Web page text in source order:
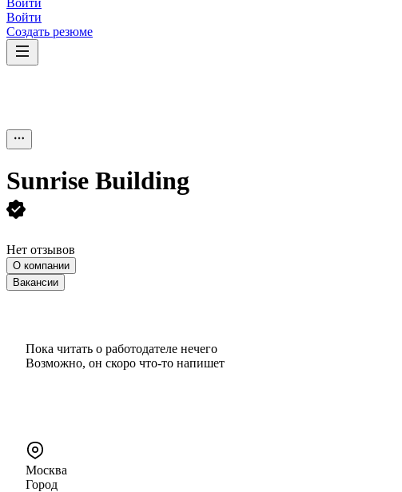
Войти
Войти
Создать резюме
Sunrise Building
Нет отзывов
О компании
Вакансии
Пока читать о работодателе нечего
Возможно, он скоро что‑то напишет
Москва
Город